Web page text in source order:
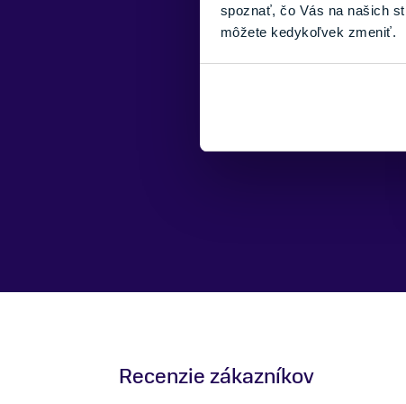
spoznať, čo Vás na našich
môžete kedykoľvek zmeniť.
Recenzie zákazníkov